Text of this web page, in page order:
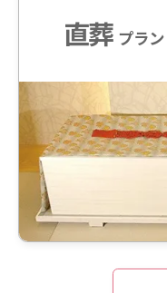
直葬 プラン